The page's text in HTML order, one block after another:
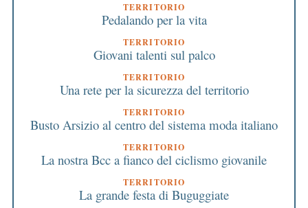
TERRITORIO
Pedalando per la vita
TERRITORIO
Giovani talenti sul palco
TERRITORIO
Una rete per la sicurezza del territorio
TERRITORIO
Busto Arsizio al centro del sistema moda italiano
TERRITORIO
La nostra Bcc a fianco del ciclismo giovanile
TERRITORIO
La grande festa di Buguggiate